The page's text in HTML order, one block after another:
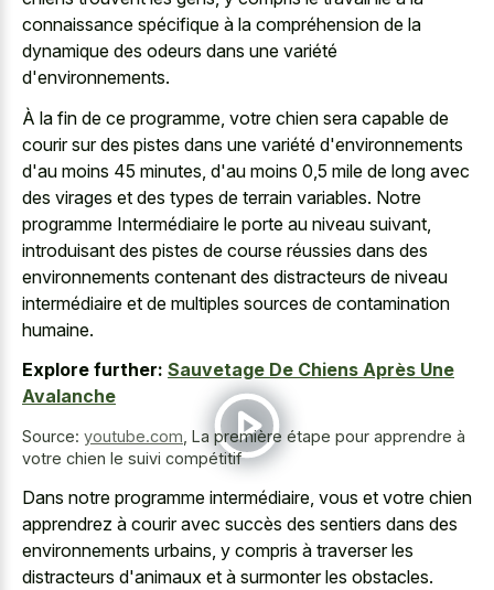
connaissance spécifique à la compréhension de la
dynamique des odeurs dans une variété
d'environnements.
À la fin de ce programme, votre chien sera capable de
courir sur des pistes dans une variété d'environnements
d'au moins 45 minutes, d'au moins 0,5 mile de long avec
des virages et des types de terrain variables. Notre
programme Intermédiaire le porte au niveau suivant,
introduisant des pistes de course réussies dans des
environnements contenant des distracteurs de niveau
intermédiaire et de multiples sources de contamination
humaine.
Explore further: Sauvetage De Chiens Après Une
Avalanche
Source: youtube.com, La première étape pour apprendre à
votre chien le suivi compétitif
Dans notre programme intermédiaire, vous et votre chien
apprendrez à courir avec succès des sentiers dans des
environnements urbains, y compris à traverser les
distracteurs d'animaux et à surmonter les obstacles.